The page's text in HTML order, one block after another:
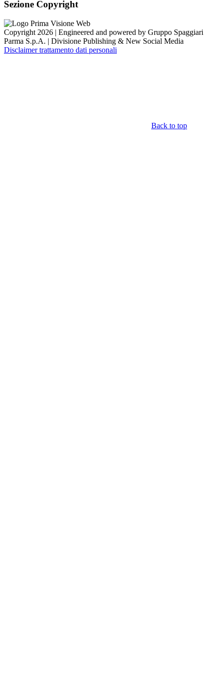
Sezione Copyright
Copyright 2026 | Engineered and powered by Gruppo Spaggiari
Parma S.p.A. | Divisione Publishing & New Social Media
Disclaimer trattamento dati personali
Back to top